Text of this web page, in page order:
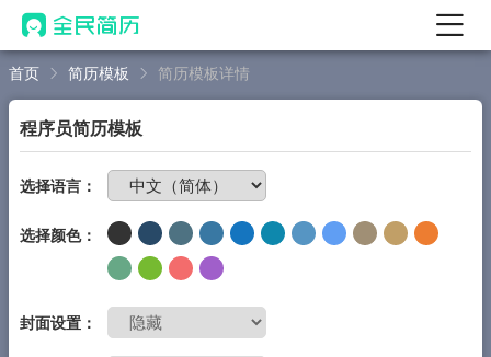
首页
AI 简历工具
AI 优化简历
AI 翻译简历
AI 诊断简历
AI 模拟面试
首页 简历模板 简历模板详情
程序员简历模板
选择语言：
选择颜色：
封面设置：